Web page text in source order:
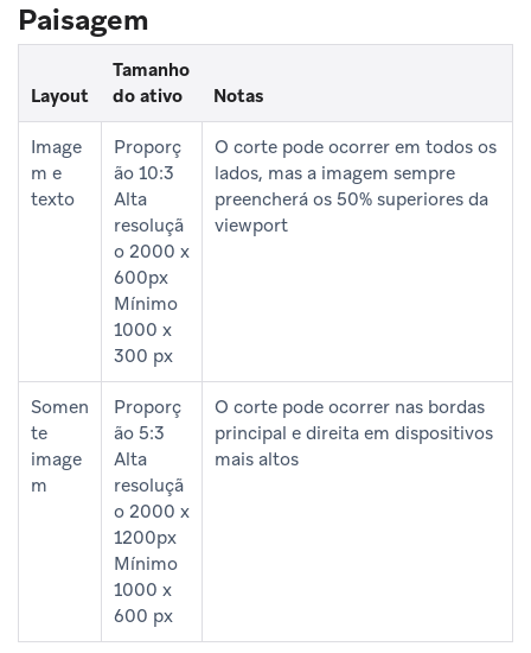
Paisagem
Layout
Tamanho
do ativo
Notas
Image
m e
texto
Proporç
ão 10:3
Alta
resoluçã
o 2000 x
600px
Mínimo
1000 x
300 px
O corte pode ocorrer em todos os
lados, mas a imagem sempre
preencherá os 50% superiores da
viewport
Somen
te
image
m
Proporç
ão 5:3
Alta
resoluçã
o 2000 x
1200px
Mínimo
1000 x
600 px
O corte pode ocorrer nas bordas
principal e direita em dispositivos
mais altos